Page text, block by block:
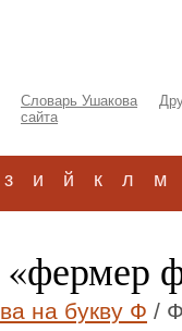
Словарь Ушакова
сайта
з и й к л м
«фермер
на букву Ф /